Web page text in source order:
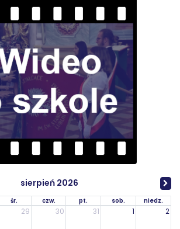
sierpień 2026
śr. czw. pt. sob. niedz.
29 30 31 1 2